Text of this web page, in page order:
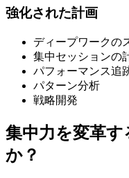
強化された計画
ディープワークの
集中セッションの
パフォーマンス追
パターン分析
戦略開発
集中力を変革
か？